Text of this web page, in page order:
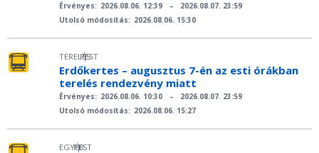
Érvényes: 2026.08.06. 12:39 –
2026.08.07. 23:59
Utolsó módosítás: 2026.08.06. 15:30
TERELÉS
|
PEST
Erdőkertes – augusztus 7-én az esti órákban
terelés rendezvény miatt
Érvényes: 2026.08.06. 10:30 –
2026.08.07. 23:59
Utolsó módosítás: 2026.08.06. 15:27
EGYÉB
|
PEST